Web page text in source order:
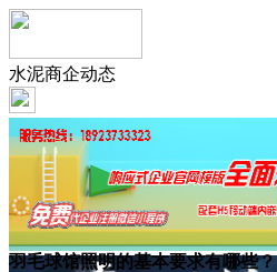
水泥商企动态
羽毛球馆照明的基本要求有哪些？